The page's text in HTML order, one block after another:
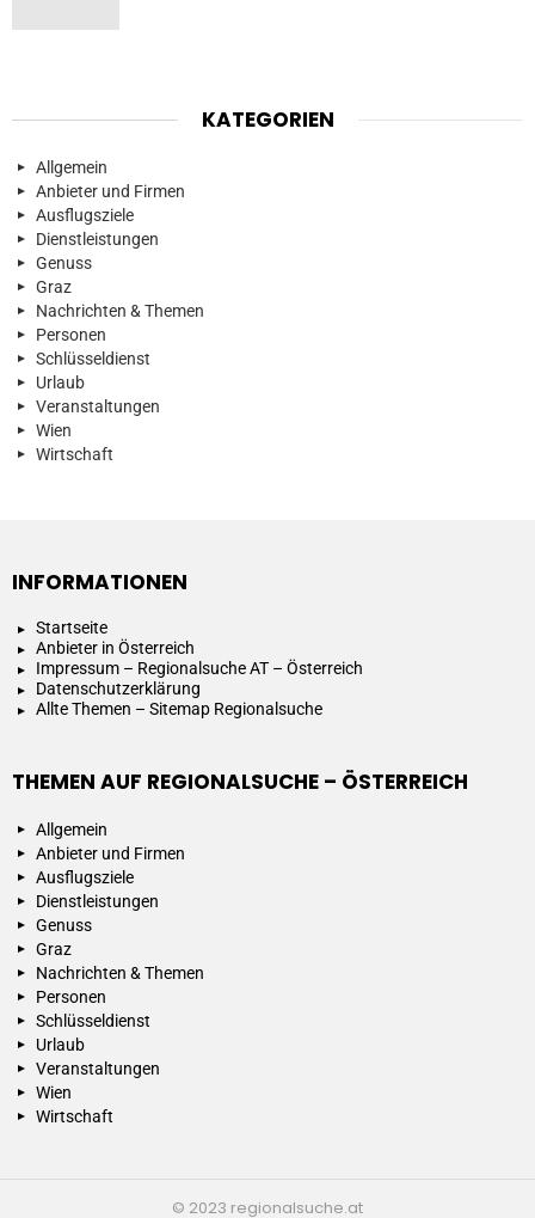
KATEGORIEN
Allgemein
Anbieter und Firmen
Ausflugsziele
Dienstleistungen
Genuss
Graz
Nachrichten & Themen
Personen
Schlüsseldienst
Urlaub
Veranstaltungen
Wien
Wirtschaft
INFORMATIONEN
Startseite
Anbieter in Österreich
Impressum – Regionalsuche AT – Österreich
Datenschutzerklärung
Allte Themen – Sitemap Regionalsuche
THEMEN AUF REGIONALSUCHE – ÖSTERREICH
Allgemein
Anbieter und Firmen
Ausflugsziele
Dienstleistungen
Genuss
Graz
Nachrichten & Themen
Personen
Schlüsseldienst
Urlaub
Veranstaltungen
Wien
Wirtschaft
© 2023 regionalsuche.at